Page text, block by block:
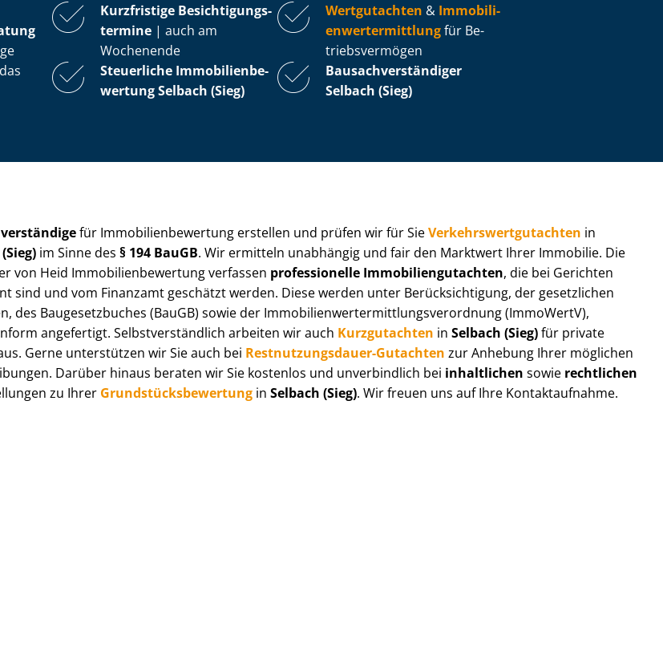
Kurzfristige Be­sich­ti­gungs­
ter­mi­ne | auch am
Wochenende
Wertgutachten & Im­mo­bi­li­
en­wert­ermitt­lungfür Be­
triebs­ver­mö­gen
Steuerliche Im­mo­bi­li­en­be­
wer­tungSelbach (Sieg)
Bau­sach­ver­stän­di­ger
Selbach (Sieg)
für Im­mo­bi­li­en­be­wer­tung erstellen und prüfen wir für SieVer­kehrs­wert­gut­ach­ten in
im Sinne des§ 194 BauGB. Wir ermitteln unabhängig und fair den Marktwert Ihrer Immobilie. Die
von Heid Im­mo­bi­li­en­be­wer­tung verfassen professionelle Im­mo­bi­li­en­gut­ach­ten, die bei Gerichten
sind und vom Finanzamt geschätzt werden. Diese werden unter Be­rück­sich­ti­gung, der gesetzlichen
des Baugesetzbuches (BauGB) sowie der Im­mo­bi­li­en­wert­ermitt­lungs­ver­ord­nung (ImmoWertV),
angefertigt. Selbst­ver­ständ­lich arbeiten wir auch Kurzgutachten in Selbach (Sieg)für private
Gerne unterstützen wir Sie auch bei Rest­nut­zungs­dau­er-Gutachten zur Anhebung Ihrer möglichen
Darüber hinaus beraten wir Sie kostenlos und unverbindlich bei inhaltlichen sowie rechtlichen
zu Ihrer Grund­stücks­be­wer­tung inSelbach (Sieg). Wir freuen uns auf Ihre Kontaktaufnahme.